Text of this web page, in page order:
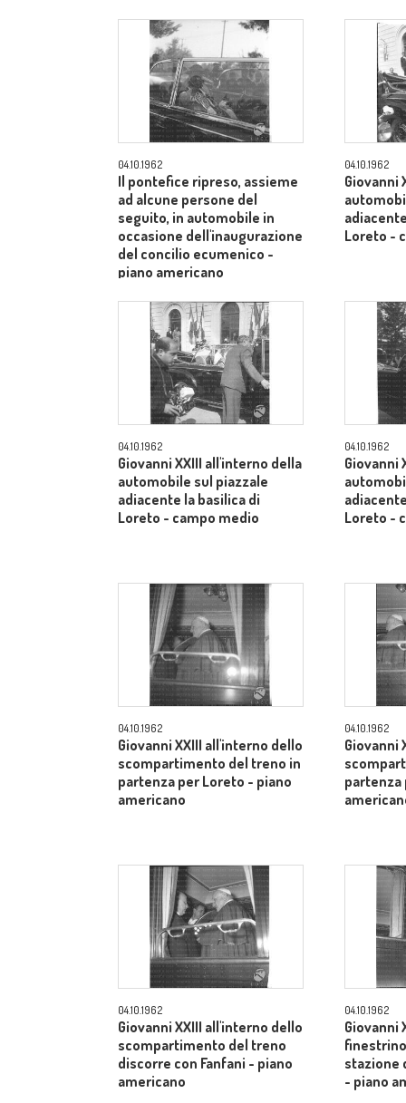
04.10.1962
Il pontefice ripreso, assieme
ad alcune persone del
seguito, in automobile in
occasione dell'inaugurazione
del concilio ecumenico -
piano americano
04.10.1962
Giovanni
Loreto -
04.10.1962
Giovanni XXIII all'interno della
automobile sul piazzale
adiacente la basilica di
Loreto - campo medio
04.10.1962
Giovanni
Loreto -
04.10.1962
Giovanni XXIII all'interno dello
scompartimento del treno in
partenza per Loreto - piano
americano
04.10.1962
Giovanni
partenza
04.10.1962
Giovanni XXIII all'interno dello
scompartimento del treno
discorre con Fanfani - piano
americano
04.10.1962
Giovanni
stazione
- piano